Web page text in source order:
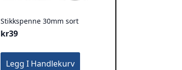
Stikkspenne 30mm sort
kr39
Legg I Handlekurv